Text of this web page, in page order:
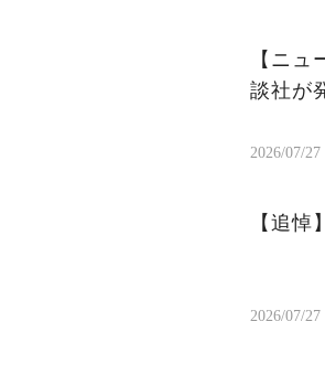
【ニ
談社が
2026/07/27
【追
2026/07/27